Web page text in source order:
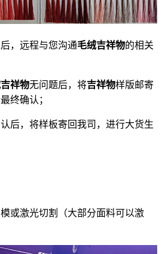
，远程与您沟通毛绒吉祥物的相关
祥物无问题后，将吉祥物样版邮寄
终确认；
后，将样板寄回我司，进行大货生
或激光切割（大部分面料可以激